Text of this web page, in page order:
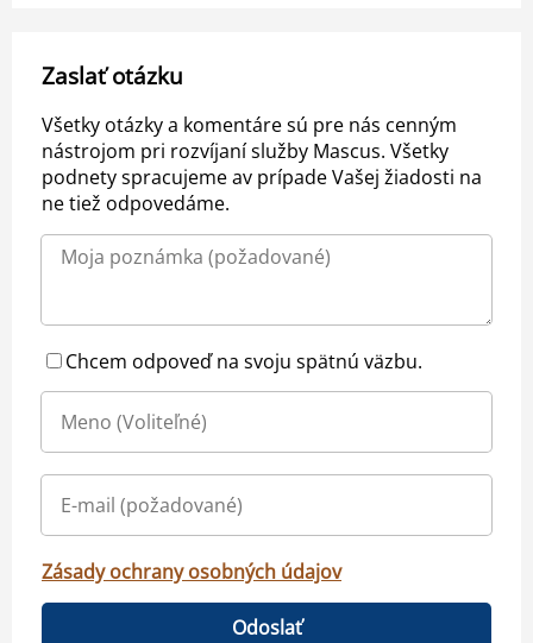
Zaslať otázku
Všetky otázky a komentáre sú pre nás cenným
nástrojom pri rozvíjaní služby Mascus. Všetky
podnety spracujeme av prípade Vašej žiadosti na
ne tiež odpovedáme.
Chcem odpoveď na svoju spätnú väzbu.
Zásady ochrany osobných údajov
Odoslať